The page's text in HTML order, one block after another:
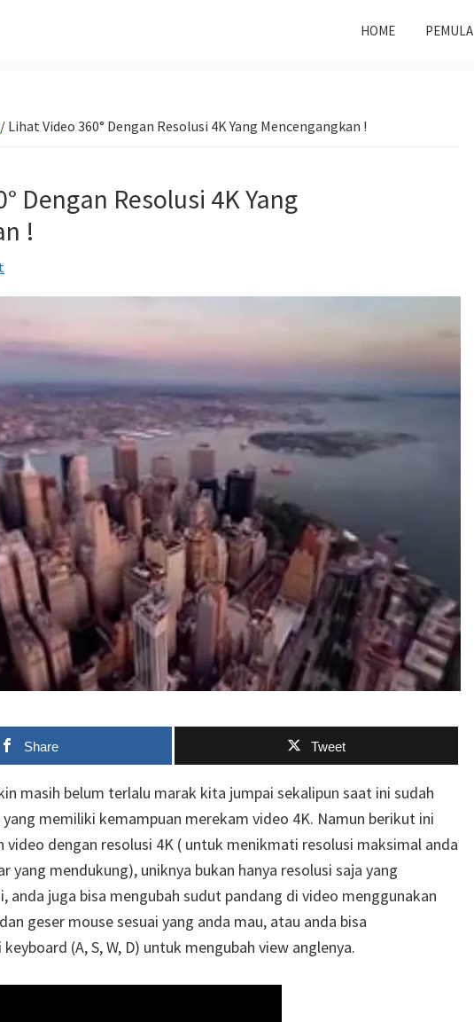
HOME PEMULA
/ Lihat Video 360° Dengan Resolusi 4K Yang Mencengangkan !
Dengan Resolusi 4K Yang
!
Share Tweet
masih belum terlalu marak kita jumpai sekalipun saat ini sudah
memiliki kemampuan merekam video 4K. Namun berikut ini
video dengan resolusi 4K ( untuk menikmati resolusi maksimal anda
yang mendukung), uniknya bukan hanya resolusi saja yang
anda juga bisa mengubah sudut pandang di video menggunakan
geser mouse sesuai yang anda mau, atau anda bisa
(A, S, W, D) untuk mengubah view anglenya.